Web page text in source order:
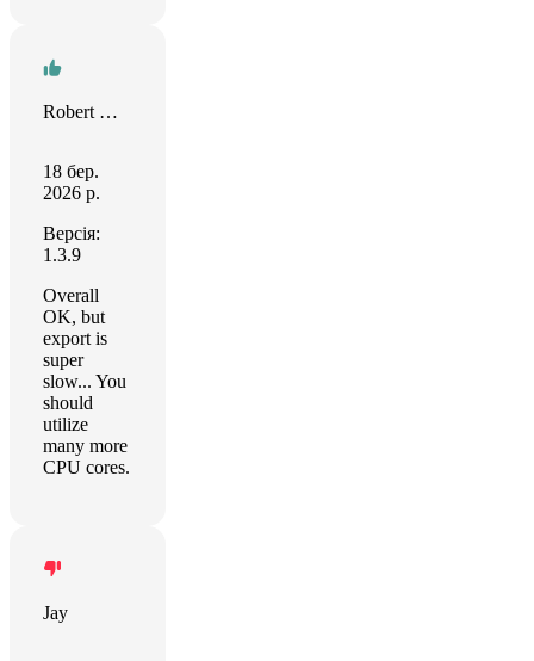
Robert M. Münch
18 бер.
2026 р.
Версія:
1.3.9
Overall
OK, but
export is
super
slow... You
should
utilize
many more
CPU cores.
Jay